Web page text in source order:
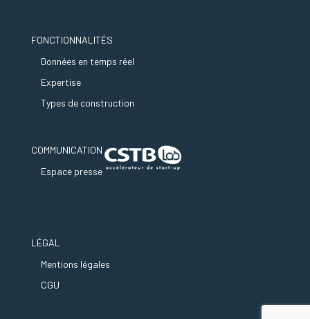
FONCTIONNALITÉS
Données en temps réel
Expertise
Types de construction
COMMUNICATION
Espace presse
LÉGAL
Mentions légales
CGU